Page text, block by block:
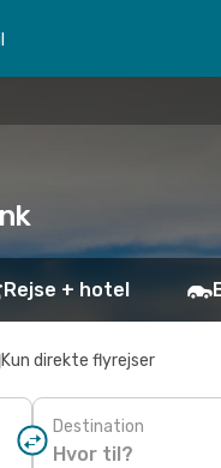
Rejse + hotel
Kun direkte flyrejser
Destination